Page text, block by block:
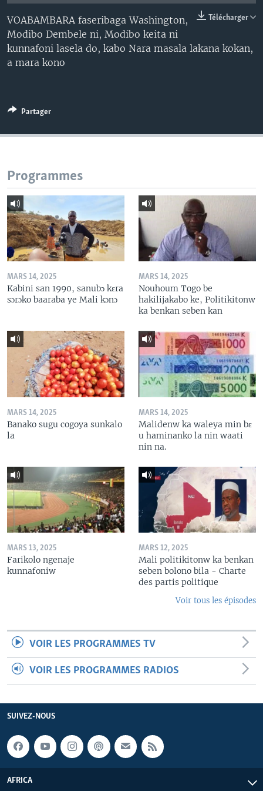
Télécharger
VOABAMBARA faseribaga Washington,
Modibo Dembele ni, Modibo keita ni
kunnafoni lasela do, kabo Nara masala lakana kokan,
a mara kono
Partager
Programmes
MARS 14, 2025
Kabini san 1990, sanubɔ kɛra
sɔrɔko baaraba ye Mali kɔnɔ
MARS 14, 2025
Nouhoum Togo be
hakilijakabo ke, Politikitonw
ka benkan seben kan
MARS 14, 2025
Banako sugu cogoya sunkalo
la
MARS 14, 2025
Malidenw ka waleya min bɛ
u haminanko la nin waati
nin na.
MARS 13, 2025
Farikolo ngenaje
kunnafoniw
MARS 12, 2025
Mali politikitonw ka benkan
seben bolono bila - Charte
des partis politique
Voir tous les épisodes
VOIR LES PROGRAMMES TV
VOIR LES PROGRAMMES RADIOS
SUIVEZ-NOUS
AFRICA